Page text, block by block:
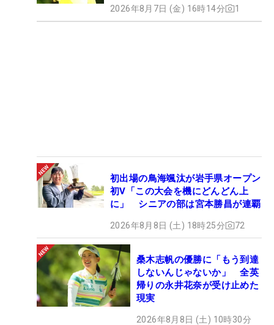
2026年8月7日 (金) 16時14分 1
初出場の鳥海颯汰が岩手県オープン
初V「この大会を機にどんどん上
に」 シニアの部は宮本勝昌が連覇
2026年8月8日 (土) 18時25分 72
桑木志帆の優勝に「もう到達
しないんじゃないか」 全英
帰りの永井花奈が受け止めた
現実
2026年8月8日 (土) 10時30分